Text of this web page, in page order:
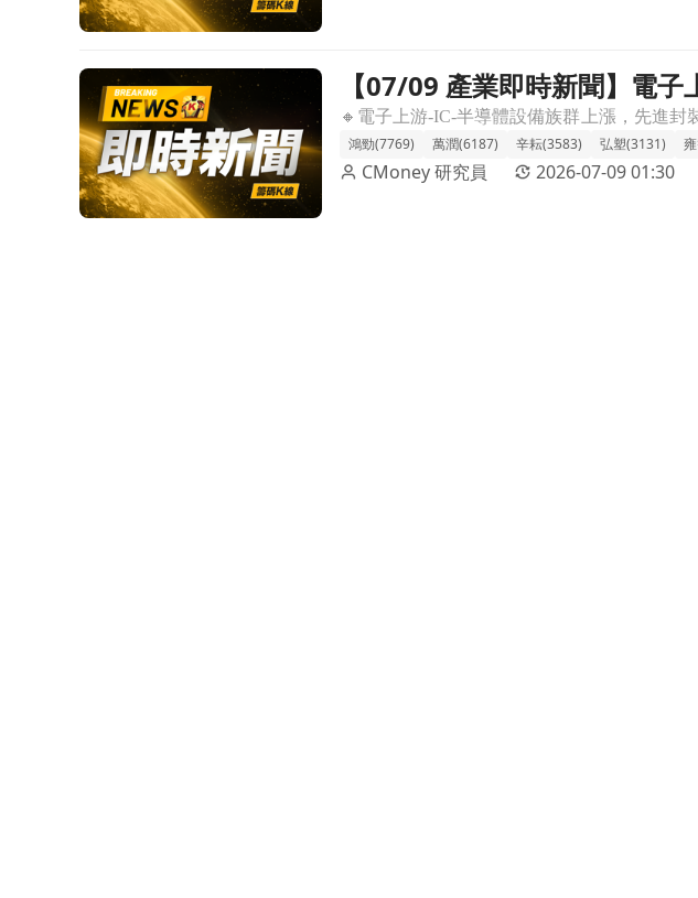
前往【07/09 產業即時新聞】電子上游-IC-半導體設備強勁表態，先進封裝與AI
【07/09 產業即時新聞】電
產業熱度攀升。
鴻勁(7769)
萬潤(6187) 辛耘(3583) 弘塑(3131)
CMoney 研究員 2026-07-09 01:30